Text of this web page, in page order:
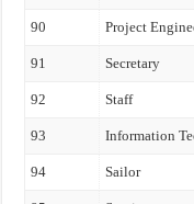
90 Project
91 Secretary
92 Staff
93 Information
94 Sailor